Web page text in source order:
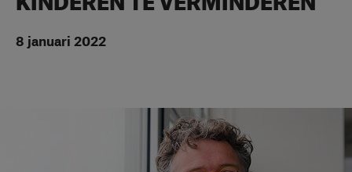
8 januari 2022